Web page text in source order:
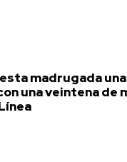
madrugada una
una veintena de